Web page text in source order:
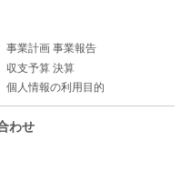
事業計画 事業報告
収支予算 決算
個人情報の利用目的
わせ